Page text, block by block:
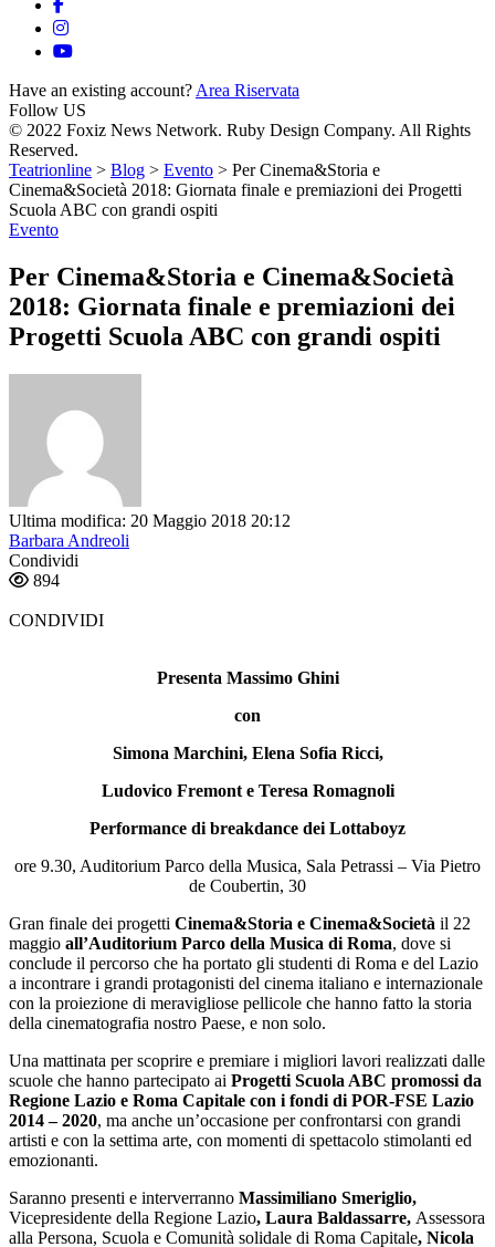
Have an existing account? Area Riservata
Follow US
© 2022 Foxiz News Network. Ruby Design Company. All Rights
Reserved.
Teatrionline > Blog > Evento > Per Cinema&Storia e
Cinema&Società 2018: Giornata finale e premiazioni dei Progetti
Scuola ABC con grandi ospiti
Evento
Per Cinema&Storia e Cinema&Società
2018: Giornata finale e premiazioni dei
Progetti Scuola ABC con grandi ospiti
Ultima modifica: 20 Maggio 2018 20:12
Barbara Andreoli
Condividi
894
CONDIVIDI
Presenta Massimo Ghini
con
Simona Marchini, Elena Sofia Ricci,
Ludovico Fremont e Teresa Romagnoli
Performance di breakdance dei Lottaboyz
ore 9.30, Auditorium Parco della Musica, Sala Petrassi – Via Pietro
de Coubertin, 30
Gran finale dei progetti Cinema&Storia e Cinema&Società il 22
maggio all’Auditorium Parco della Musica di Roma, dove si
conclude il percorso che ha portato gli studenti di Roma e del Lazio
a incontrare i grandi protagonisti del cinema italiano e internazionale
con la proiezione di meravigliose pellicole che hanno fatto la storia
della cinematografia nostro Paese, e non solo.
Una mattinata per scoprire e premiare i migliori lavori realizzati dalle
scuole che hanno partecipato ai Progetti Scuola ABC promossi da
Regione Lazio e Roma Capitale con i fondi di POR-FSE Lazio
2014 – 2020, ma anche un’occasione per confrontarsi con grandi
artisti e con la settima arte, con momenti di spettacolo stimolanti ed
emozionanti.
Saranno presenti e interverranno Massimiliano Smeriglio,
Vicepresidente della Regione Lazio, Laura Baldassarre, Assessora
alla Persona, Scuola e Comunità solidale di Roma Capitale, Nicola